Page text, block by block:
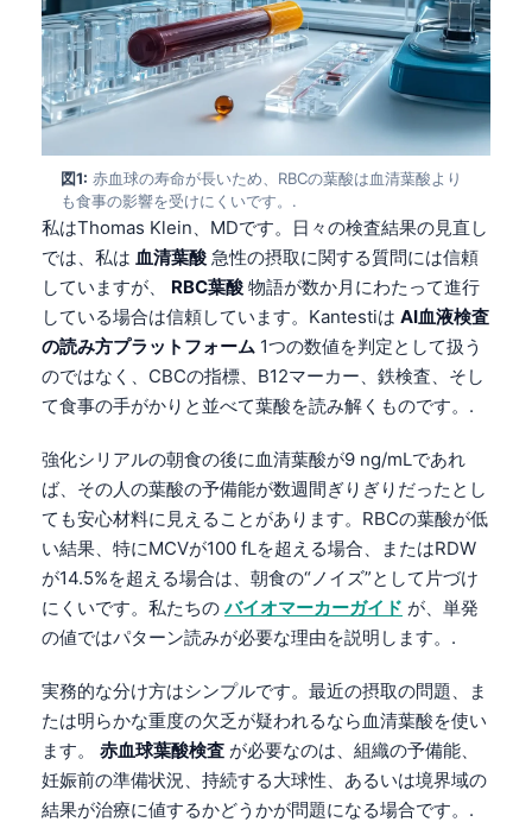
図1: 赤血球の寿命が長いため、RBCの葉酸は血清葉酸より
も食事の影響を受けにくいです。.
私はThomas Klein、MDです。日々の検査結果の見直し
では、私は 血清葉酸 急性の摂取に関する質問には信頼
していますが、 RBC葉酸 物語が数か月にわたって進行
している場合は信頼しています。Kantestiは AI血液検査
の読み方プラットフォーム 1つの数値を判定として扱う
のではなく、CBCの指標、B12マーカー、鉄検査、そし
て食事の手がかりと並べて葉酸を読み解くものです。.
強化シリアルの朝食の後に血清葉酸が9 ng/mLであれ
ば、その人の葉酸の予備能が数週間ぎりぎりだったとし
ても安心材料に見えることがあります。RBCの葉酸が低
い結果、特にMCVが100 fLを超える場合、またはRDW
が14.5%を超える場合は、朝食の“ノイズ”として片づけ
にくいです。私たちのバイオマーカーガイド が、単発
の値ではパターン読みが必要な理由を説明します。.
実務的な分け方はシンプルです。最近の摂取の問題、ま
たは明らかな重度の欠乏が疑われるなら血清葉酸を使い
ます。 赤血球葉酸検査 が必要なのは、組織の予備能、
妊娠前の準備状況、持続する大球性、あるいは境界域の
結果が治療に値するかどうかが問題になる場合です。.